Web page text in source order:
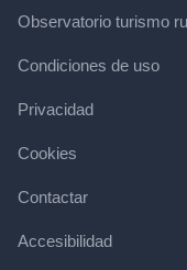
Observatorio turismo
Condiciones de uso
Privacidad
Cookies
Contactar
Accesibilidad